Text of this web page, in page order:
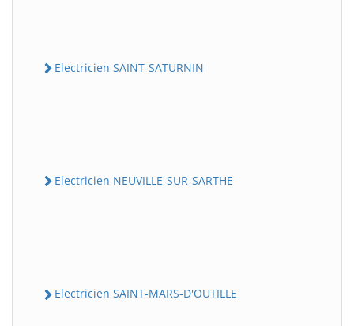
Electricien SAINT-SATURNIN
Electricien NEUVILLE-SUR-SARTHE
Electricien SAINT-MARS-D'OUTILLE